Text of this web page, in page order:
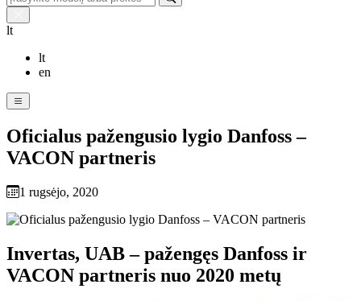
lt
lt
en
Oficialus pažengusio lygio Danfoss –
VACON partneris
1 rugsėjo, 2020
Invertas, UAB – pažengęs Danfoss ir
VACON partneris nuo 2020 metų